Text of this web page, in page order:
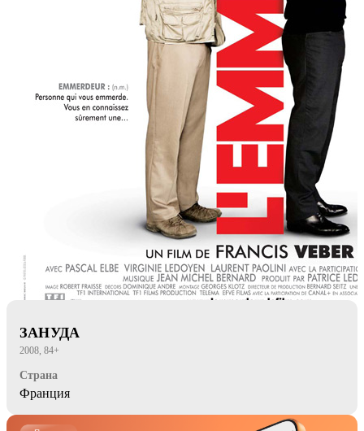
ЗАНУДА
2008, 84+
Страна
Франция